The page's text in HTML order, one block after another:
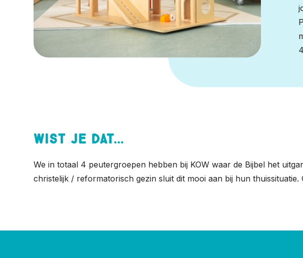
Wist je dat…
We in totaal 4 peutergroepen hebben bij KOW waar de Bijbel het
christelijk / reformatorisch gezin sluit dit mooi aan bij hun thuissituatie.